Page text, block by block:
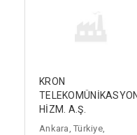
KRON
TELEKOMÜNİKASYON
HİZM. A.Ş.
Ankara, Türkiye,